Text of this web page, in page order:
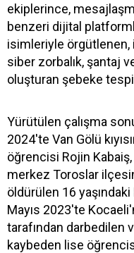
ekiplerince,
benzeri dijital
isimleriyle
siber zorbalık, şantaj
oluşturan şebeke
Yürütülen çalışma
2024'te Van Gölü
öğrencisi Rojin
merkez Toroslar
öldürülen 16
Mayıs 2023'te
tarafından darbedilen
kaybeden lise